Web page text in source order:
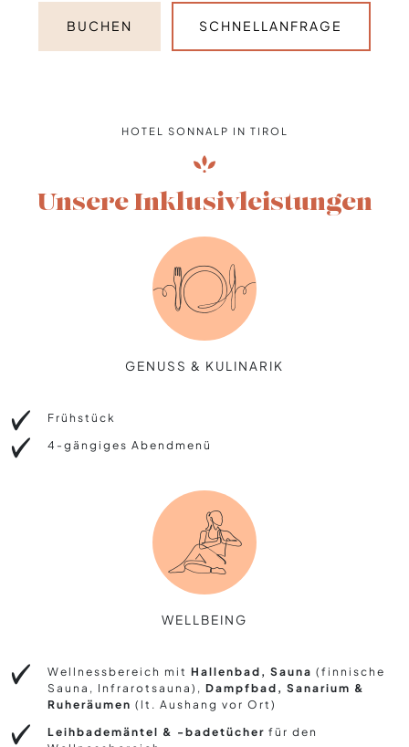
BUCHEN SCHNELLANFRAGE
HOTEL SONNALP IN TIROL
Unsere Inklusivleistungen
GENUSS & KULINARIK
Frühstück
4-gängiges Abendmenü
WELLBEING
Wellnessbereich mit Hallenbad, Sauna (finnische
Sauna, Infrarotsauna), Dampfbad, Sanarium &
Ruheräumen (lt. Aushang vor Ort)
Leihbademäntel & -badetücher für den